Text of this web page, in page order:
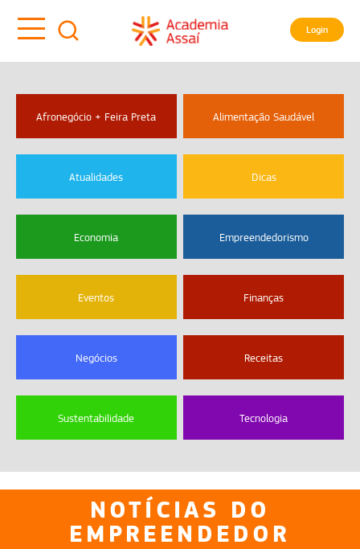
Login
Afronegócio + Feira Preta Alimentação Saudável
Atualidades Dicas
Economia Empreendedorismo
Eventos Finanças
Negócios Receitas
Sustentabilidade Tecnologia
NOTÍCIAS DO
EMPREENDEDOR